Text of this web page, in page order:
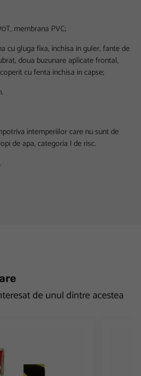
membrana PVC;
cu gluga fixa, inchisa in guler, fante de
doua buzunare aplicate frontal,
cu fenta inchisa in capse;
intemperiilor care nu sunt de
de apa, categoria I de risc.
de unul dintre acestea